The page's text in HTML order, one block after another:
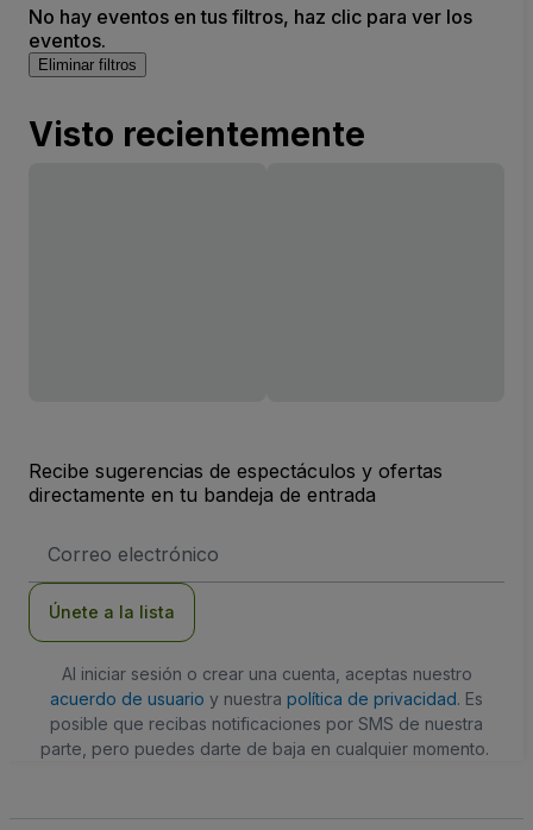
No hay eventos en tus filtros, haz clic para ver los
eventos.
Eliminar filtros
Visto recientemente
Recibe sugerencias de espectáculos y ofertas
directamente en tu bandeja de entrada
de
Únete a la lista
Al iniciar sesión o crear una cuenta, aceptas nuestro
acuerdo de usuario y nuestra política de privacidad. Es
posible que recibas notificaciones por SMS de nuestra
parte, pero puedes darte de baja en cualquier momento.